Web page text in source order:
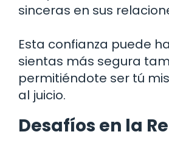
sinceras en sus
Esta confianza puede
sientas más segura
permitiéndote ser tú
al juicio.
Desafíos en la